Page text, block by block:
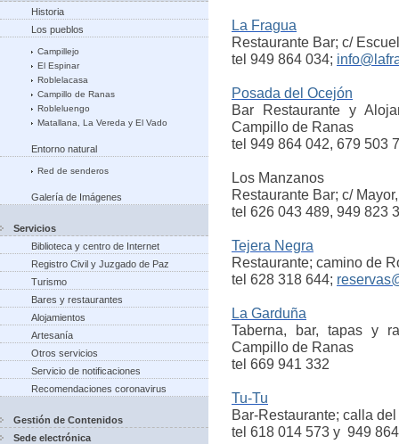
Historia
Los pueblos
Campillejo
El Espinar
Roblelacasa
Campillo de Ranas
Robleluengo
Matallana, La Vereda y El Vado
Entorno natural
Red de senderos
Galería de Imágenes
Servicios
Biblioteca y centro de Internet
Registro Civil y Juzgado de Paz
Turismo
Bares y restaurantes
Alojamientos
Artesanía
Otros servicios
Servicio de notificaciones
Recomendaciones coronavirus
Gestión de Contenidos
Sede electrónica
La Fragua
Restaurante Bar; c/
tel 949 864 034;
Posada del Ocejón
Bar
Restaurante y
Campillo de Ranas
tel 949 864 042, 679 503
Los Manzanos
Restaurante Bar; c/
tel 626 043 489, 949 823
Tejera Negra
Restaurante; camino de
tel 628 318 644;
La Garduña
Taberna, bar, tapas y
Campillo de Ranas
tel 669 941 332
Tu-Tu
Bar-Restaurante; calla
tel 618 014 573 y 949